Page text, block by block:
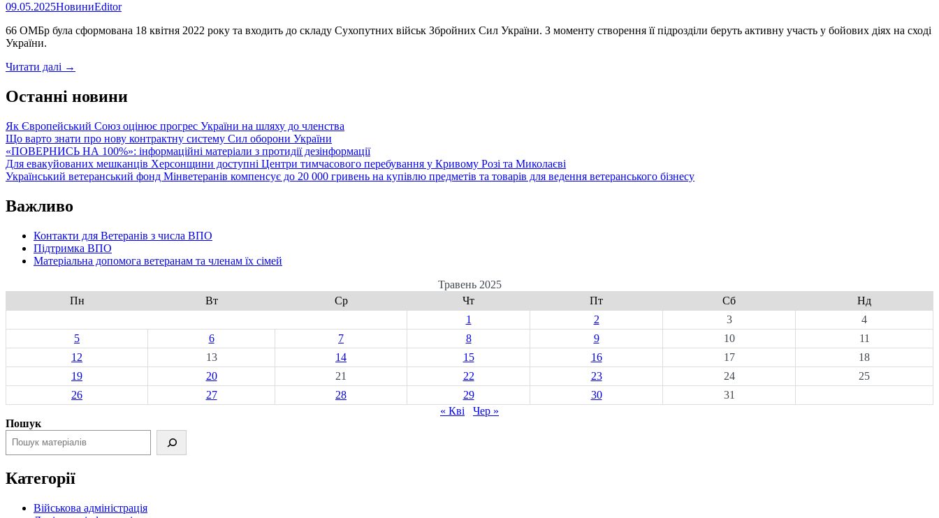
09.05.2025НовиниEditor
66 ОМБр була сформована 18 квітня 2022 року та входить до складу Сухопутних військ Збройних Сил України. З моменту створення її підрозділи беруть активну участь у бойових діях на сході
України.
Читати далі 66
механізована
бригада
князя
Мстислава
Хороброго
веде
набір
→
Останні новини
Як Європейський Союз оцінює прогрес України на шляху до членства
Що варто знати про нову контрактну систему Сил оборони України
«ПОВЕРНИСЬ НА 100%»: інформаційні матеріали з протидії дезінформації
Для евакуйованих мешканців Херсонщини доступні Центри тимчасового перебування у Кривому Розі та Миколаєві
Український ветеранський фонд Мінветеранів компенсує до 20 000 гривень на купівлю предметів та товарів для ведення ветеранського бізнесу
Важливо
Контакти для Ветеранів з числа ВПО
Підтримка ВПО
Матеріальна допомога ветеранам та членам їх сімей
Травень 2025
Пн
Вт Ср Чт Пт Сб
Нд
1
2 3
4
5
6 7 8 9 10
11
12
13 14 15 16 17
18
19
20 21 22 23 24
25
26
27 28 29 30
31
« Кві
Чер »
Пошук
Категорії
Військова адміністрація